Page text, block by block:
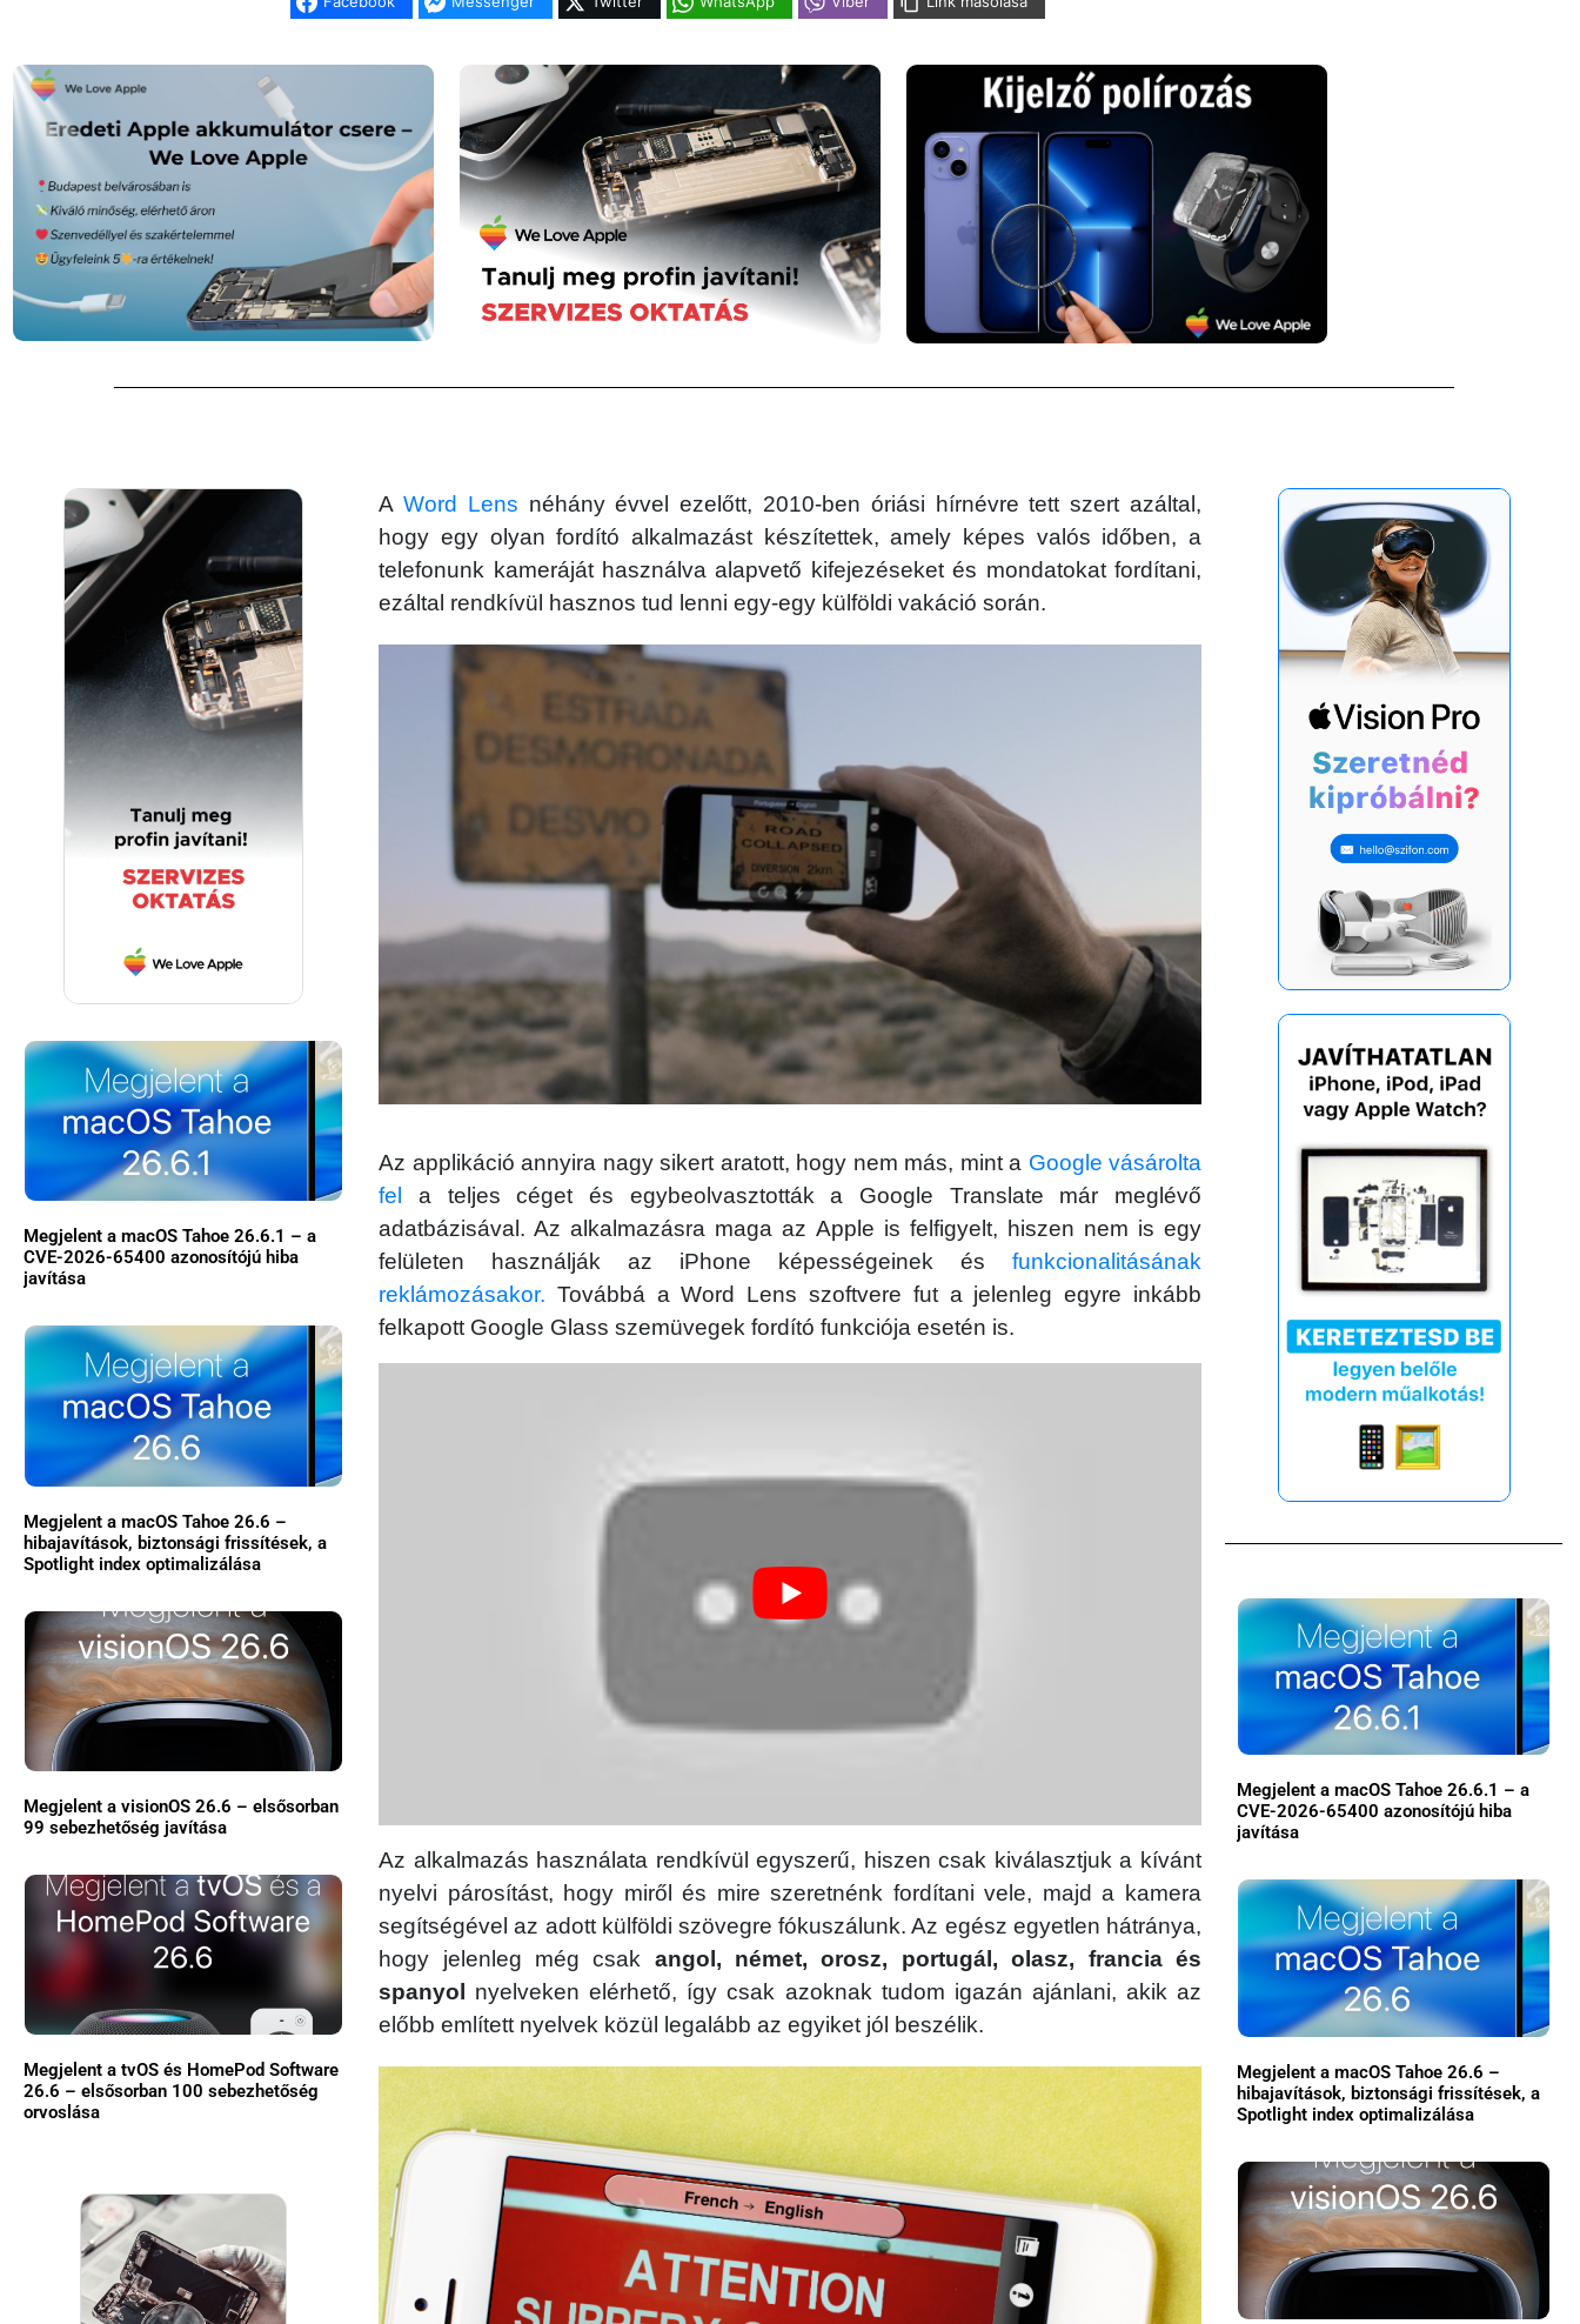
Megjelent a macOS Tahoe 26.6.1 – a
CVE-2026-65400 azonosítójú hiba
javítása
Megjelent a macOS Tahoe 26.6 –
hibajavítások, biztonsági frissítések, a
Spotlight index optimalizálása
Megjelent a visionOS 26.6 – elsősorban
99 sebezhetőség javítása
Megjelent a tvOS és HomePod Software
26.6 – elsősorban 100 sebezhetőség
orvoslása
A Word Lens néhány évvel ezelőtt, 2010-ben óriási hírnévre tett szert azáltal,
hogy egy olyan fordító alkalmazást készítettek, amely képes valós időben, a
telefonunk kameráját használva alapvető kifejezéseket és mondatokat fordítani,
ezáltal rendkívül hasznos tud lenni egy-egy külföldi vakáció során.
Az applikáció annyira nagy sikert aratott, hogy nem más, mint a Google vásárolta
fel a teljes céget és egybeolvasztották a Google Translate már meglévő
adatbázisával. Az alkalmazásra maga az Apple is felfigyelt, hiszen nem is egy
felületen használják az iPhone képességeinek és funkcionalitásának
reklámozásakor. Továbbá a Word Lens szoftvere fut a jelenleg egyre inkább
felkapott Google Glass szemüvegek fordító funkciója esetén is.
Az alkalmazás használata rendkívül egyszerű, hiszen csak kiválasztjuk a kívánt
nyelvi párosítást, hogy miről és mire szeretnénk fordítani vele, majd a kamera
segítségével az adott külföldi szövegre fókuszálunk. Az egész egyetlen hátránya,
hogy jelenleg még csak angol, német, orosz, portugál, olasz, francia és
spanyol
nyelveken elérhető, így csak azoknak tudom igazán ajánlani, akik az
előbb említett nyelvek közül legalább az egyiket jól beszélik.
Megjelent a macOS Tahoe 26.6.1 – a
CVE-2026-65400 azonosítójú hiba
javítása
Megjelent a macOS Tahoe 26.6 –
hibajavítások, biztonsági frissítések, a
Spotlight index optimalizálása
Főoldal
GYIK
Használt Apple
Apple szerviz